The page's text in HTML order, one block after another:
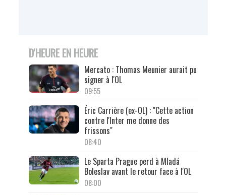
D'HEURE EN HEURE
Mercato : Thomas Meunier aurait pu
signer à l'OL
09:55
Éric Carrière (ex-OL) : "Cette action
contre l'Inter me donne des
frissons"
08:40
Le Sparta Prague perd à Mladá
Boleslav avant le retour face à l'OL
08:00